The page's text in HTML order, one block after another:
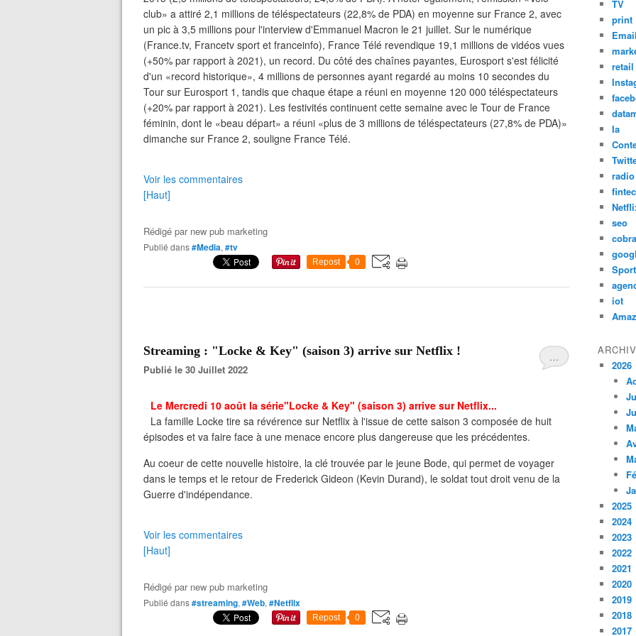
club» a attiré 2,1 millions de téléspectateurs (22,8% de PDA) en moyenne sur France 2, avec
un pic à 3,5 millions pour l'interview d'Emmanuel Macron le 21 juillet. Sur le numérique
(France.tv, Francetv sport et franceinfo), France Télé revendique 19,1 millions de vidéos vues
(+50% par rapport à 2021), un record. Du côté des chaînes payantes, Eurosport s'est félicité
d'un «record historique», 4 millions de personnes ayant regardé au moins 10 secondes du
Tour sur Eurosport 1, tandis que chaque étape a réuni en moyenne 120 000 téléspectateurs
(+20% par rapport à 2021). Les festivités continuent cette semaine avec le Tour de France
féminin, dont le «beau départ» a réuni «plus de 3 millions de téléspectateurs (27,8% de PDA)»
dimanche sur France 2, souligne France Télé.
Voir les commentaires
[Haut]
Rédigé par new pub marketing
Publié dans#Media, #tv
Repost 0
…
Streaming : "Locke & Key" (saison 3) arrive sur Netflix !
Publié le 30 Juillet 2022
Le Mercredi 10 août la série"Locke & Key" (saison 3) arrive sur Netflix...
La famille Locke tire sa révérence sur Netflix à l'issue de cette saison 3 composée de huit
épisodes et va faire face à une menace encore plus dangereuse que les précédentes.
Au coeur de cette nouvelle histoire, la clé trouvée par le jeune Bode, qui permet de voyager
dans le temps et le retour de Frederick Gideon (Kevin Durand), le soldat tout droit venu de la
Guerre d'indépendance.
Voir les commentaires
[Haut]
Rédigé par new pub marketing
Publié dans#streaming, #Web, #Netflix
Repost 0
TV
print
retail
Ia
radio
seo
iot
2026
2025
2024
2023
2022
2021
2020
2019
2018
2017